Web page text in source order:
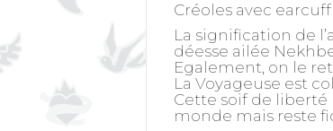
Créoles avec
La signification de
déesse ailée
Egalement, on le
La Voyageuse est
Cette soif de liberté
monde mais reste